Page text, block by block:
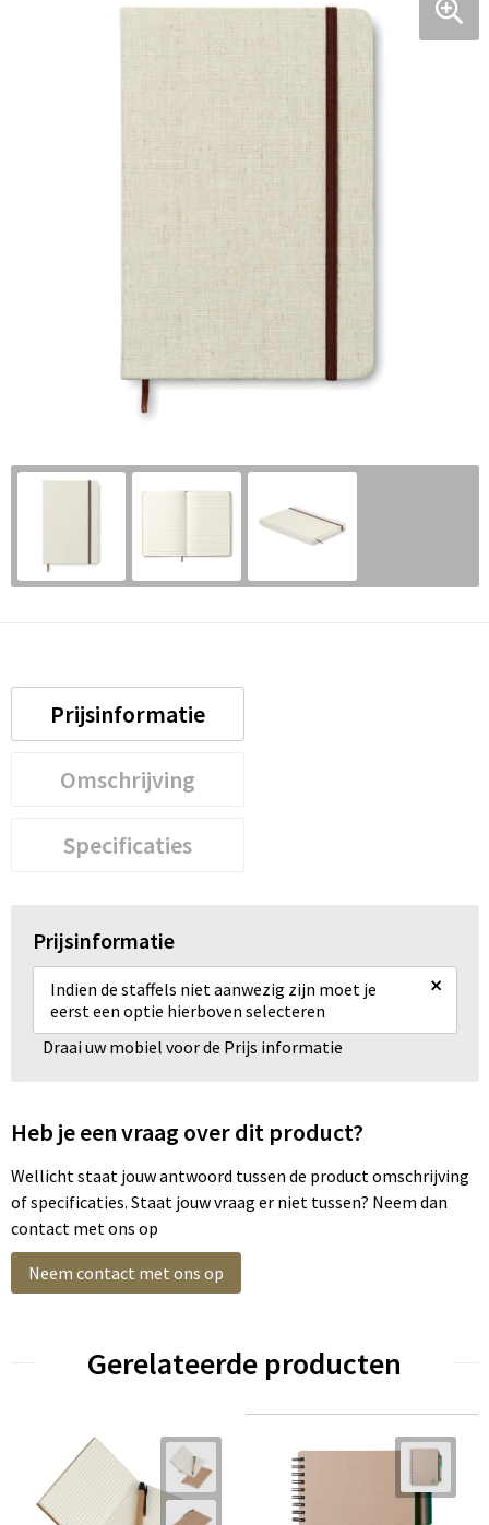
Prijsinformatie
Omschrijving
Specificaties
Prijsinformatie
Indien de staffels niet aanwezig zijn moet je
eerst een optie hierboven selecteren
×
Draai uw mobiel voor de Prijs informatie
Heb je een vraag over dit product?
Wellicht staat jouw antwoord tussen de product omschrijving
of specificaties. Staat jouw vraag er niet tussen? Neem dan
contact met ons op
Neem contact met ons op
Gerelateerde producten